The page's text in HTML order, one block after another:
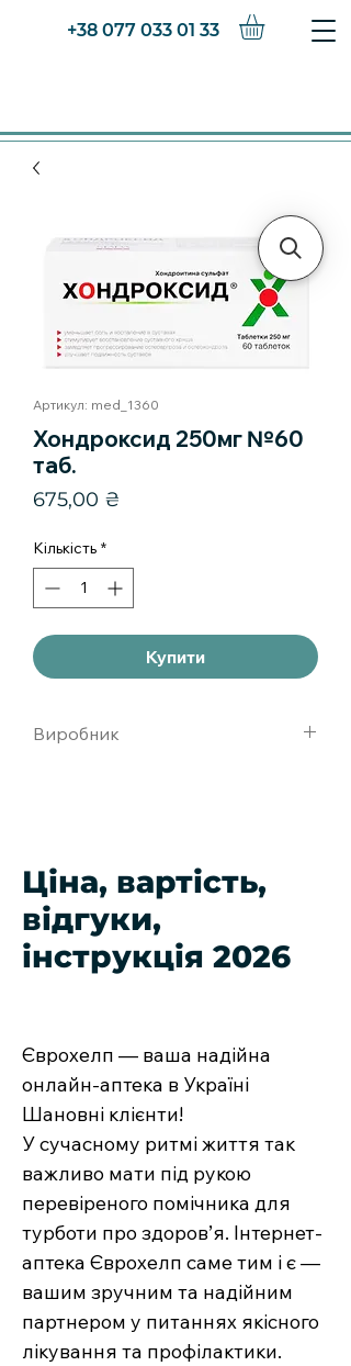
+38 077 033 01 33
Артикул: med_1360
Хондроксид 250мг №60
таб.
675,00 ₴
Кількість *
Купити
Виробник
Ціна, вартість,
відгуки,
інструкція 2026
Єврохелп — ваша надійна
онлайн-аптека в Україні
Шановні клієнти!
У сучасному ритмі життя так
важливо мати під рукою
перевіреного помічника для
турботи про здоров’я. Інтернет-
аптека Єврохелп саме тим і є —
вашим зручним та надійним
партнером у питаннях якісного
лікування та профілактики.